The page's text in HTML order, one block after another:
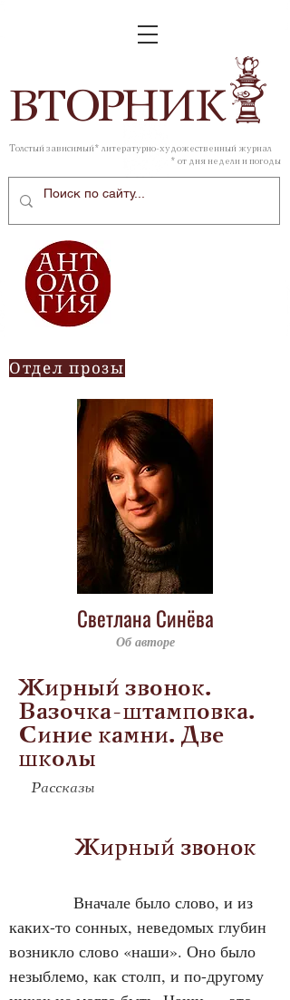
ВТОРНИК
Толстый зависимый* литературно-художественный журнал
* от дня недели и погоды
Отдел прозы
Светлана Синёва
Об авторе
Жирный звонок.
Вазочка-штамповка.
Синие камни. Две
школы
Рассказы
Жирный звонок
Вначале было слово, и из
каких-то сонных, неведомых глубин
возникло слово «наши». Оно было
незыблемо, как столп, и по-другому